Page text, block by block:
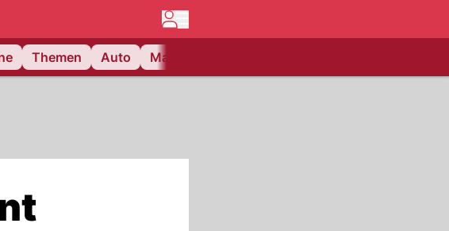
Themen Auto Matchcenter